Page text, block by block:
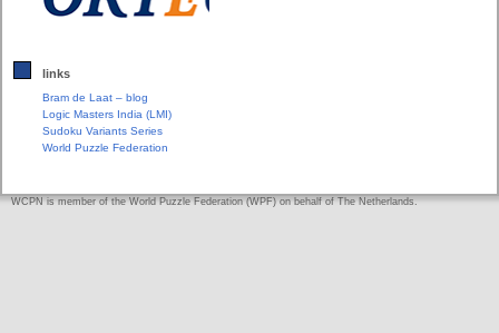
links
Bram de Laat – blog
Logic Masters India (LMI)
Sudoku Variants Series
World Puzzle Federation
WCPN is member of the World Puzzle Federation (WPF) on behalf of The Netherlands.